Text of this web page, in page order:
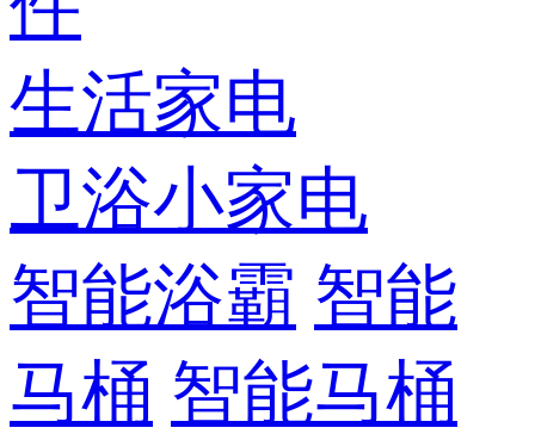
生活家电
卫浴小家电
智能浴霸 智能
马桶 智能马桶